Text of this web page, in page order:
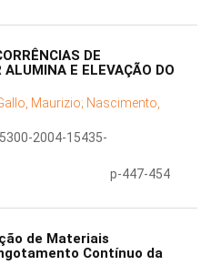
DE
E ELEVAÇÃO DO
Maurizio; Nascimento,
2004-15435-
p-447-454
de Materiais
Contínuo da